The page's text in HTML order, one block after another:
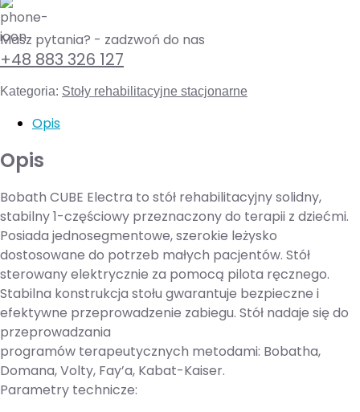
Masz pytania? - zadzwoń do nas
+48 883 326 127
Kategoria: Stoły rehabilitacyjne stacjonarne
Opis
Opis
Bobath CUBE Electra to stół rehabilitacyjny solidny,
stabilny 1-częściowy przeznaczony do terapii z dziećmi.
Posiada jednosegmentowe, szerokie leżysko
dostosowane do potrzeb małych pacjentów. Stół
sterowany elektrycznie za pomocą pilota ręcznego.
Stabilna konstrukcja stołu gwarantuje bezpieczne i
efektywne przeprowadzenie zabiegu. Stół nadaje się do
przeprowadzania
programów terapeutycznych metodami: Bobatha,
Domana, Volty, Fay’a, Kabat-Kaiser.
Parametry technicze: